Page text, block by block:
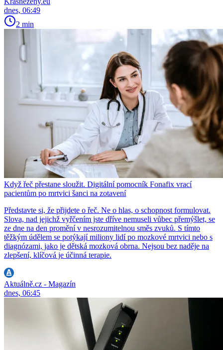
dnes, 06:49
2 min
Když řeč přestane sloužit. Digitální pomocník Fonafix vrací
pacientům po mrtvici šanci na zotavení
Představte si, že přijdete o řeč. Ne o hlas, o schopnost formulovat.
Slova, nad jejichž vyřčením jste dříve nemuseli vůbec přemýšlet, se
ze dne na den promění v nesrozumitelnou směs zvuků. S tímto
těžkým údělem se potýkají miliony lidí po mozkové mrtvici nebo s
diagnózami, jako je dětská mozková obrna. Nejsou bez naděje na
zlepšení, klíčová je účinná terapie.
Aktuálně.cz - Magazín
dnes, 06:45